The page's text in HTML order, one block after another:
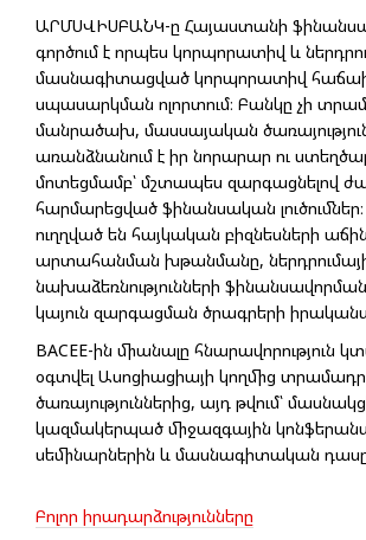
ԱՐՄՍՎԻՍԲԱՆԿ-ը Հայաստանի
գործում է որպես կորպորատիվ և
մասնագիտացված կորպորատիվ
սպասարկման ոլորտում։ Բանկը չի
մանրածախ, մասսայական
առանձնանում է իր նորարար ու
մոտեցմամբ՝ մշտապես զարգացնելով
հարմարեցված ֆինանսական
ուղղված են հայկական բիզնեսների
արտահանման խթանմանը,
նախաձեռնությունների
կայուն զարգացման ծրագրերի
BACEE-ին միանալը հնարավորություն
օգտվել Ասոցիացիայի կողմից
ծառայություններից, այդ թվում՝
կազմակերպած միջազգային
սեմինարներին և մասնագիտական
Բոլոր իրադարձությունները